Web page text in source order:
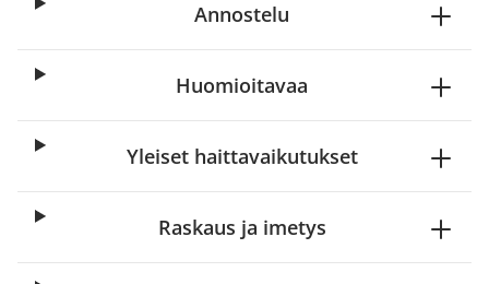
Annostelu
Huomioitavaa
Yleiset haittavaikutukset
Raskaus ja imetys